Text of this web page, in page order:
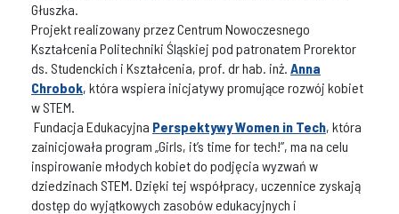
Głuszka.
Projekt realizowany przez Centrum Nowoczesnego
Kształcenia Politechniki Śląskiej pod patronatem Prorektor
ds. Studenckich i Kształcenia, prof. dr hab. inż. Anna
Chrobok, która wspiera inicjatywy promujące rozwój kobiet
w STEM.
Fundacja Edukacyjna Perspektywy Women in Tech, która
zainicjowała program „Girls, it’s time for tech!”, ma na celu
inspirowanie młodych kobiet do podjęcia wyzwań w
dziedzinach STEM. Dzięki tej współpracy, uczennice zyskają
dostęp do wyjątkowych zasobów edukacyjnych i